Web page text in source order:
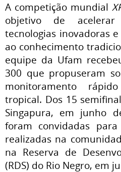
A competição mundial
objetivo de
tecnologias inovadoras
ao conhecimento
equipe da Ufam
300 que propuseram
monitoramento
tropical. Dos 15
Singapura, em junho
foram convidadas
realizadas na
na Reserva de
(RDS) do Rio Negro, em